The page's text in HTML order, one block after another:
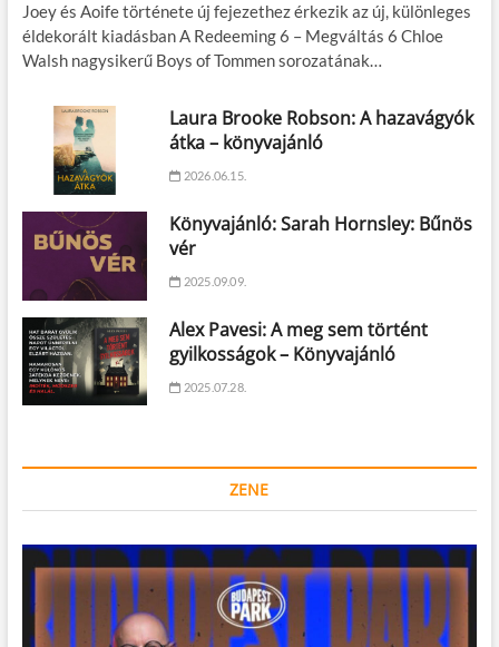
Joey és Aoife története új fejezethez érkezik az új, különleges
éldekorált kiadásban A Redeeming 6 – Megváltás 6 Chloe
Walsh nagysikerű Boys of Tommen sorozatának…
Laura Brooke Robson: A hazavágyók
átka – könyvajánló
2026.06.15.
Könyvajánló: Sarah Hornsley: Bűnös
vér
2025.09.09.
Alex Pavesi: A meg sem történt
gyilkosságok – Könyvajánló
2025.07.28.
ZENE